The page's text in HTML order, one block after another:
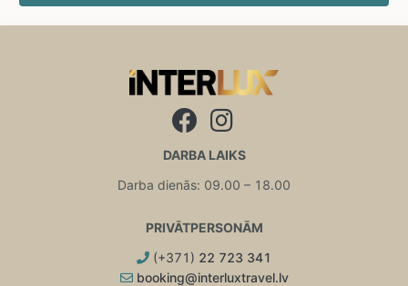
DARBA LAIKS
Darba dienās: 09.00 – 18.00
PRIVĀTPERSONĀM
(+371) 22 723 341
booking@interluxtravel.lv